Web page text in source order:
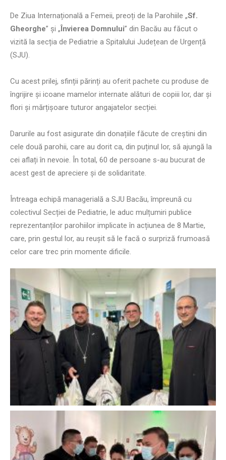
De Ziua Internațională a Femeii, preoți de la Parohiile „Sf.
Gheorghe” și „Învierea Domnului” din Bacău au făcut o
vizită la secția de Pediatrie a Spitalului Județean de Urgență
(SJU).
Cu acest prilej, sfinții părinți au oferit pachete cu produse de
îngrijire și icoane mamelor internate alături de copiii lor, dar și
flori și mărțișoare tuturor angajatelor secției.
Darurile au fost asigurate din donațiile făcute de creștini din
cele două parohii, care au dorit ca, din puținul lor, să ajungă la
cei aflați în nevoie. În total, 60 de persoane s-au bucurat de
acest gest de apreciere și de solidaritate.
Întreaga echipă managerială a SJU Bacău, împreună cu
colectivul Secției de Pediatrie, le aduc mulțumiri publice
reprezentanților parohiilor implicate în acțiunea de 8 Martie,
care, prin gestul lor, au reușit să le facă o surpriză frumoasă
celor care trec prin momente dificile.